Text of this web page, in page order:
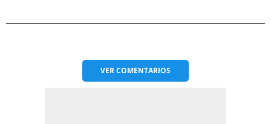
VERCOMENTARIOS